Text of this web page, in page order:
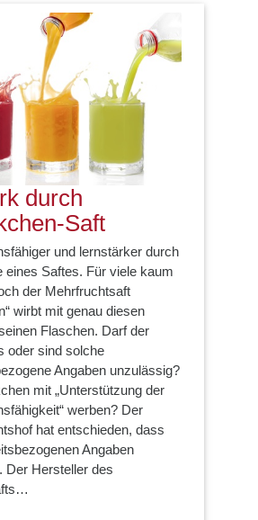
durch
Saft
und lernstärker durch
eines Saftes. Für viele kaum
der Mehrfruchtsaft
wirbt mit genau diesen
Flaschen. Darf der
oder sind solche
Angaben unzulässig?
mit „Unterstützung der
werben? Der
hat entschieden, dass
Angaben
Der Hersteller des